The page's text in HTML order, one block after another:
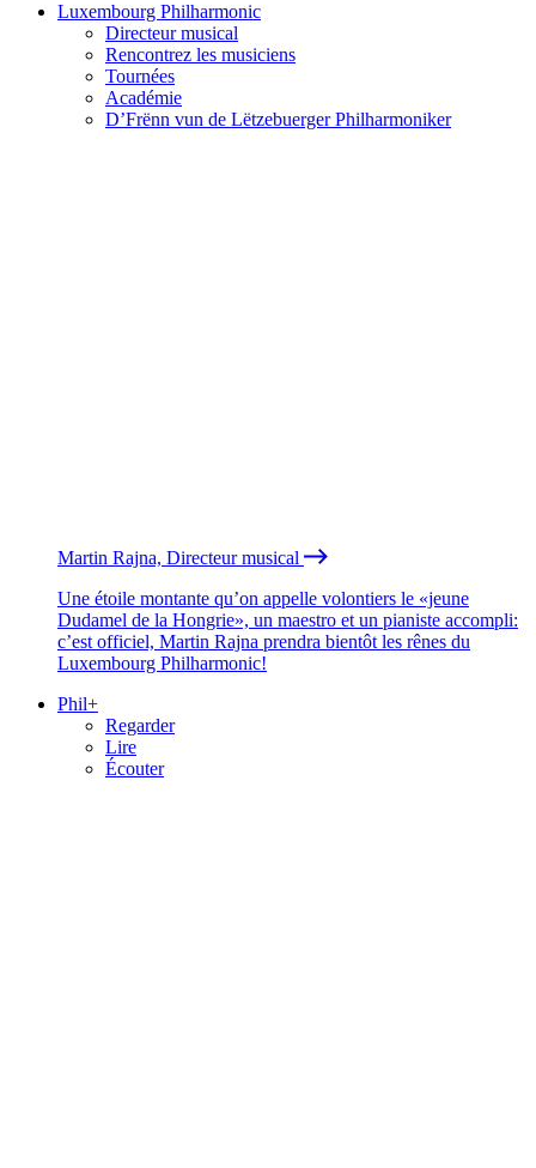
Luxembourg Philharmonic
Directeur musical
Rencontrez les musiciens
Tournées
Académie
D’Frënn vun de Lëtzebuerger Philharmoniker
Martin Rajna, Directeur musical
Une étoile montante qu’on appelle volontiers le «jeune
Dudamel de la Hongrie», un maestro et un pianiste accompli:
c’est officiel, Martin Rajna prendra bientôt les rênes du
Luxembourg Philharmonic!
Phil+
Regarder
Lire
Écouter